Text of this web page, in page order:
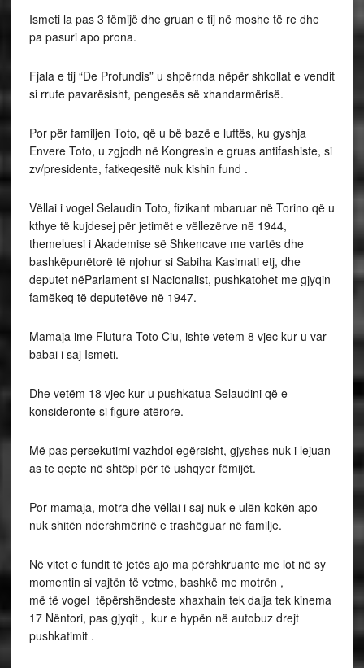
Ismeti la pas 3 fëmijë dhe gruan e tij në moshe të re dhe
pa pasuri apo prona.
Fjala e tij “De Profundis” u shpërnda nëpër shkollat e vendit
si rrufe pavarësisht, pengesës së xhandarmërisë.
Por për familjen Toto, që u bë bazë e luftës, ku gyshja
Envere Toto, u zgjodh në Kongresin e gruas antifashiste, si
zv/presidente, fatkeqesitë nuk kishin fund .
Vëllai i vogel Selaudin Toto, fizikant mbaruar në Torino që u
kthye të kujdesej për jetimët e vëllezërve në 1944,
themeluesi i Akademise së Shkencave me vartës dhe
bashkëpunëtorë të njohur si Sabiha Kasimati etj, dhe
deputet nëParlament si Nacionalist, pushkatohet me gjyqin
famëkeq të deputetëve në 1947.
Mamaja ime Flutura Toto Ciu, ishte vetem 8 vjec kur u var
babai i saj Ismeti.
Dhe vetëm 18 vjec kur u pushkatua Selaudini që e
konsideronte si figure atërore.
Më pas persekutimi vazhdoi egërsisht, gjyshes nuk i lejuan
as te qepte në shtëpi për të ushqyer fëmijët.
Por mamaja, motra dhe vëllai i saj nuk e ulën kokën apo
nuk shitën ndershmërinë e trashëguar në familje.
Në vitet e fundit të jetës ajo ma përshkruante me lot në sy
momentin si vajtën të vetme, bashkë me motrën ,
më të vogel tëpërshëndeste xhaxhain tek dalja tek kinema
17 Nëntori, pas gjyqit , kur e hypën në autobuz drejt
pushkatimit .